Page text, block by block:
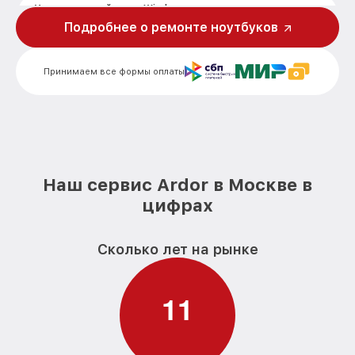
Установка драйверов Windows
ноутбука Ardor
Замена Wi-Fi ноутбука Ardor
Замена разъёмов (HDMI, DVI, Дисплей
порта) ноутбука Ardor
Замена HDD (замена жёсткого диска)
Замена USB порта ноутбука Ardor
Принимаем все формы оплаты
Подробнее о ремонте ноутбуков
Наш сервис Ardor в Москве в
цифрах
Сколько лет на рынке
11